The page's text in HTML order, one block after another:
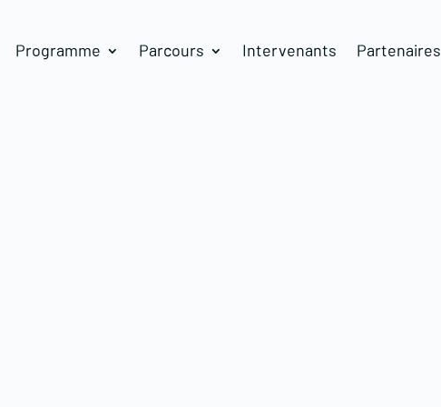
Programme Parcours Intervenants Partenaires